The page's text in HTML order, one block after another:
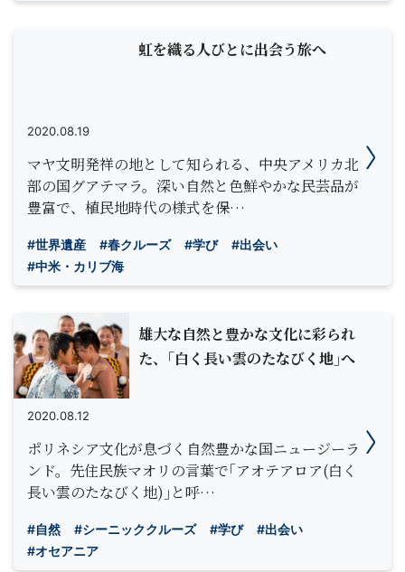
虹を織る人びとに出会う旅へ
2020.08.19
マヤ文明発祥の地として知られる、中央アメリカ北
部の国グアテマラ。深い自然と色鮮やかな民芸品が
豊富で、植民地時代の様式を保…
#世界遺産 #春クルーズ #学び
#出会い
#中米・カリブ海
雄大な自然と豊かな文化に彩られ
た、｢白く長い雲のたなびく地｣へ
2020.08.12
ポリネシア文化が息づく自然豊かな国ニュージーラ
ンド。先住民族マオリの言葉で｢アオテアロア(白く
長い雲のたなびく地)｣と呼…
#自然 #シーニッククルーズ #学び
#出会い
#オセアニア